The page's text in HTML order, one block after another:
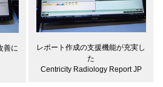
善に
レポート作成の支援機能が充実し
た
Centricity Radiology Report JP